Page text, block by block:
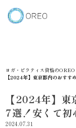
ヨガ・ピラティス資格のOREO
【2024年】東京都内のおすす
【2024年】
7選！安くて初
2024.07.31